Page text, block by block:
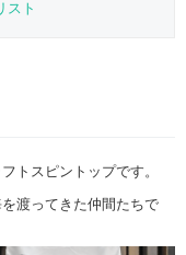
スト
トスピントップです。
渡ってきた仲間たちで